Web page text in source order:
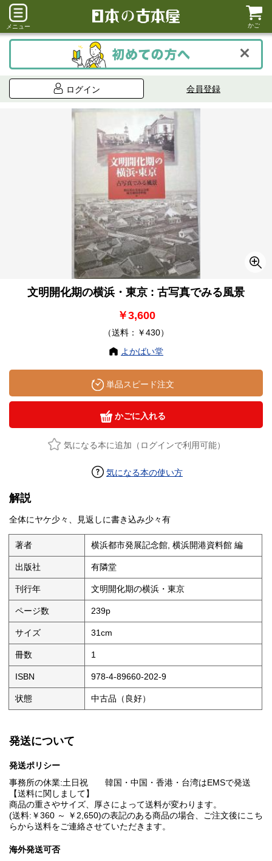
メニュー かご
ログイン 会員登録
文明開化期の横浜・東京 : 古写真でみる風景
￥3,600
（送料：￥430）
よかばい堂
単品スピード注文
かごに入れる
気になる本に追加（ログインで利用可能）
気になる本の使い方
解説
全体にヤケ少々、見返しに書き込み少々有
著者 横浜都市発展記念館, 横浜開港資料館 編
出版社 有隣堂
刊行年 文明開化期の横浜・東京
ページ数 239p
サイズ 31cm
冊数 1
ISBN 978-4-89660-202-9
状態 中古品（良好）
発送について
発送ポリシー
事務所の休業:土日祝 韓国・中国・香港・台湾はEMSで発送
【送料に関しまして】
商品の重さやサイズ、厚さによって送料が変わります。
(送料:￥360 ～ ￥2,650)の表記のある商品の場合、ご注文後にこち
らから送料をご連絡させていただきます。
海外発送可否